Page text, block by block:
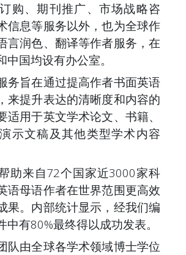
购、期刊推广、市场战略咨
信息等服务以外，也为全球作
言润色、翻译等作者服务，在
中国均设有办公室。
务旨在通过提高作者书面英语
来提升表达的清晰度和内容的
适用于英文学术论文、书籍、
示文稿及其他类型学术内容
助来自72个国家近3000家科
语母语作者在世界范围更高效
果。内部统计显示，经我们编
中有80%最终得以成功发表。
队由全球各学术领域博士学位